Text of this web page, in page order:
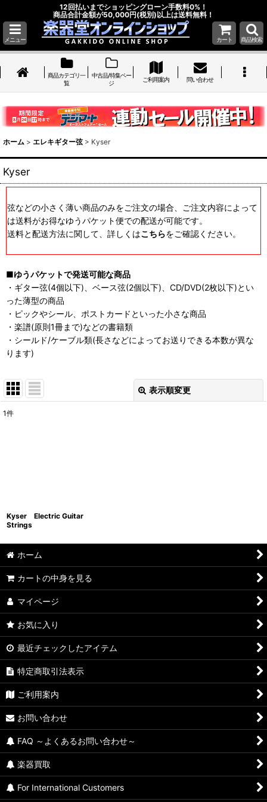
12回払いまでショッピングローン手数料0%！
商品合計金額が50,000円(税別)以上は送料無料！
メニュー カート 商品検索
商品カテゴリ一
覧
中古品/特集ペー
ジ
ご利用案内 問い合わせ
ホーム > エレキギター弦 > Kyser
Kyser
弦などの小さく薄い商品のみをご注文の場合、ご注文内容によって
は送料がお得なゆうパケット便での配送が可能です。
送料と配送方法に関して、詳しくはこちらをご確認ください。
■ゆうパケットで発送可能な商品
・ギター弦(4個以下)、ベース弦(2個以下)、CD/DVD(2枚以下)とい
った薄型の商品
・ピックやシール、ポストカードといった小さな商品
・楽譜(原則1冊まで)などの書籍類
・シールド/ケーブル類(長さなどによってお送りできる本数が異な
ります)
表示順変更
1件
Kyser Electric Guitar
Strings
ホーム
カートの中身を見る
マイページ
お気に入り
最近チェックしたアイテム
特定商取引法表示
ご利用案内
お問い合わせ
FAQ ～よくあるお問い合わせ～
楽器買取
For International Customers